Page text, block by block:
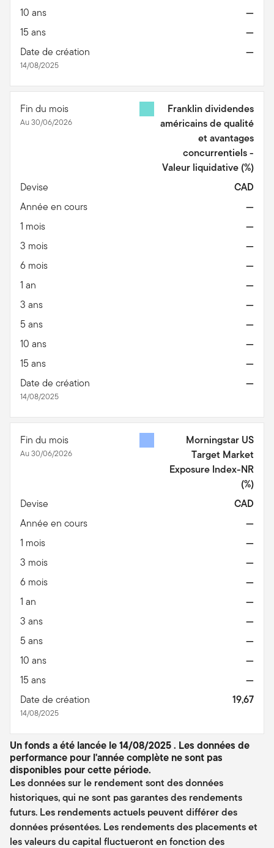
10 ans
—
15 ans
—
Date de création
14/08/2025
—
Fin du mois
Au 30/06/2026
Franklin dividendes
américains de qualité
et avantages
concurrentiels -
Valeur liquidative (%)
Devise
CAD
Année en cours
—
1 mois
—
3 mois
—
6 mois
—
1 an
—
3 ans
—
5 ans
—
10 ans
—
15 ans
—
Date de création
14/08/2025
—
Fin du mois
Au 30/06/2026
Morningstar US
Target Market
Exposure Index-NR
(%)
Devise
CAD
Année en cours
—
1 mois
—
3 mois
—
6 mois
—
1 an
—
3 ans
—
5 ans
—
10 ans
—
15 ans
—
Date de création
14/08/2025
19,67
Un fonds a été lancée le 14/08/2025 . Les données de
performance pour l'année complète ne sont pas
disponibles pour cette période.
Les données sur le rendement sont des données
historiques, qui ne sont pas garantes des rendements
futurs. Les rendements actuels peuvent différer des
données présentées. Les rendements des placements et
les valeurs du capital fluctueront en fonction des